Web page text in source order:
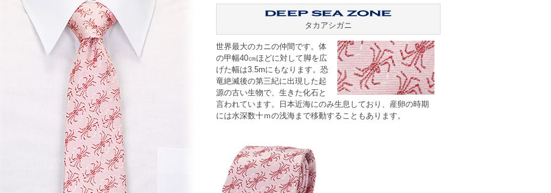
タカアシガニ
世界最大のカニの仲間です。体
の甲幅40㎝ほどに対して脚を広
げた幅は3.5mにもなります。恐
竜絶滅後の第三紀に出現した起
源の古い生物で、生きた化石と
言われています。日本近海にのみ生息しており、産卵の時期
には水深数十ｍの浅海まで移動することもあります。